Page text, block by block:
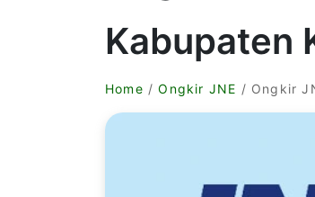
Kabupaten
Home /Ongkir JNE / Ongkir